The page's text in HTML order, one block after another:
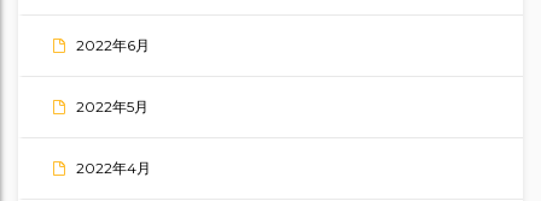
2022年6月
2022年5月
2022年4月